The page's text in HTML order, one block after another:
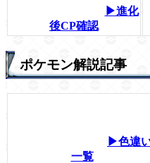
▶進化
後CP確認
ポケモン解説記事
▶色違
一覧